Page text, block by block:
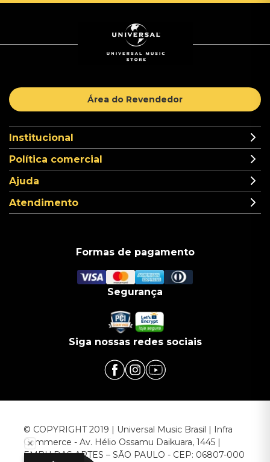
Área do Revendedor
Institucional
Política comercial
Ajuda
Atendimento
Formas de pagamento
Segurança
Siga nossas redes sociais
© COPYRIGHT 2019 | Universal Music Brasil | Infra
Commerce - Av. Hélio Ossamu Daikuara, 1445 |
EMBU DAS ARTES – SÃO PAULO - CEP: 06807-000